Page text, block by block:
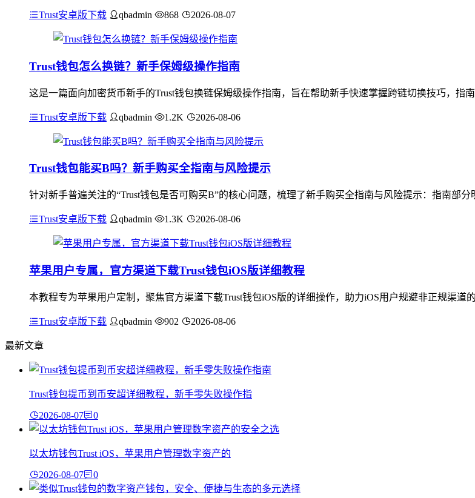
Trust安卓版下载 qbadmin 868 2026-08-07
Trust钱包怎么换链？新手保姆级操作指南
这是一篇面向加密货币新手的Trust钱包换链保姆级操作指南，旨在帮助新手快速掌握跨链切换技巧，指
Trust安卓版下载 qbadmin 1.2K 2026-08-06
Trust钱包能买B吗？新手购买全指南与风险提示
针对新手普遍关注的“Trust钱包是否可购买B”的核心问题，梳理了新手购买全指南与风险提示：指南部
Trust安卓版下载 qbadmin 1.3K 2026-08-06
苹果用户专属，官方渠道下载Trust钱包iOS版详细教程
本教程专为苹果用户定制，聚焦官方渠道下载Trust钱包iOS版的详细操作，助力iOS用户规避非正规渠
Trust安卓版下载 qbadmin 902 2026-08-06
最新文章
Trust钱包提币到币安超详细教程，新手零失败操作指
2026-08-07 0
以太坊钱包Trust iOS，苹果用户管理数字资产的
2026-08-07 0